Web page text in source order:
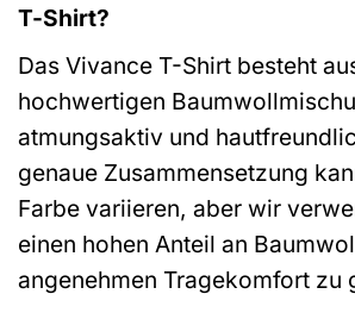
T-Shirt?
Das Vivance T-Shirt besteht
hochwertigen
atmungsaktiv und
genaue Zusammensetzung
Farbe variieren, aber wir
einen hohen Anteil an
angenehmen Tragekomfort zu